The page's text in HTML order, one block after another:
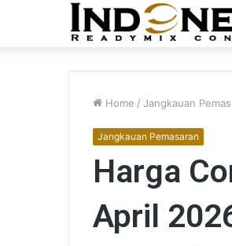
Home / Jangkauan
Jangkauan Pemasaran
Harga
April